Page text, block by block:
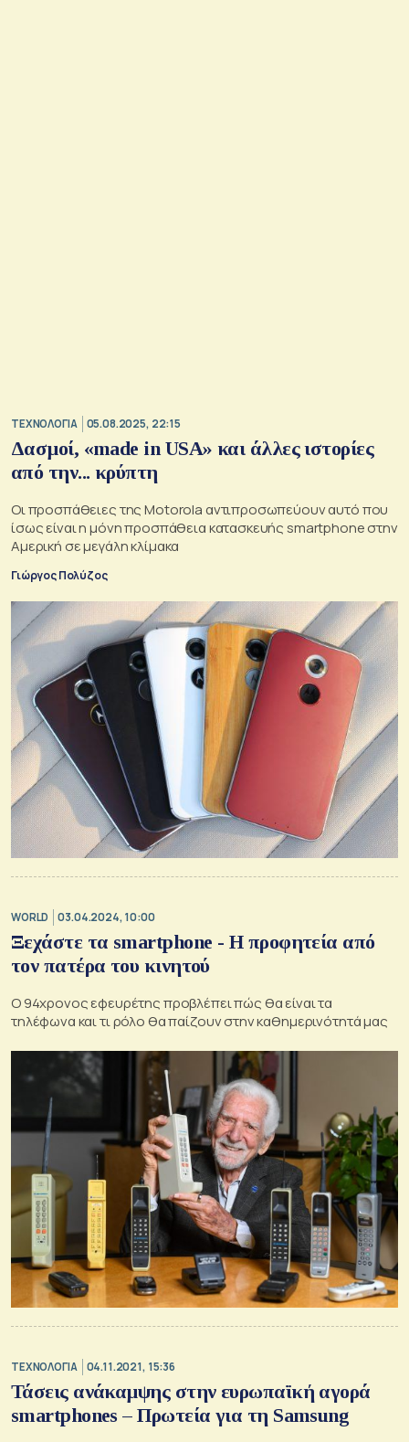
ΤΕΧΝΟΛΟΓΙΑ 05.08.2025, 22:15
Δασμοί, «made in USA» και άλλες ιστορίες
από την... κρύπτη
Οι προσπάθειες της Motorola αντιπροσωπεύουν αυτό που
ίσως είναι η μόνη προσπάθεια κατασκευής smartphone στην
Αμερική σε μεγάλη κλίμακα
Γιώργος Πολύζος
WORLD 03.04.2024, 10:00
Ξεχάστε τα smartphone - Η προφητεία από
τον πατέρα του κινητού
Ο 94χρονος εφευρέτης προβλέπει πώς θα είναι τα
τηλέφωνα και τι ρόλο θα παίζουν στην καθημερινότητά μας
ΤΕΧΝΟΛΟΓΙΑ 04.11.2021, 15:36
Τάσεις ανάκαμψης στην ευρωπαϊκή αγορά
smartphones – Πρωτεία για τη Samsung